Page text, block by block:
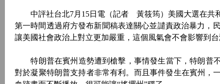
中評社台北7月15日電（記者 黃筱筠）美國大選在共
第一時間透過府方發布新聞稿表達關心並譴責政治暴力，
讓美國社會政治上對立更加嚴重，這個風氣會不會影響到
特朗普在賓州造勢遭到槍擊，事情發生當下，特朗普不
對於凝聚特朗普支持者非常有利。而且事件發生在賓州，